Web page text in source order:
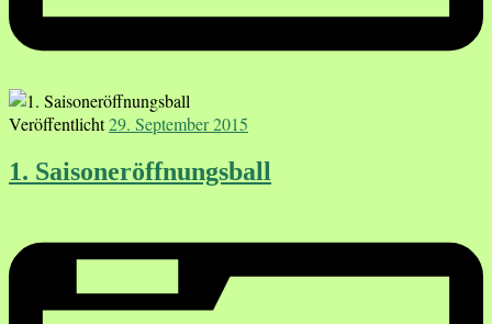
Veröffentlicht29. September 2015
1. Saisoneröffnungsball